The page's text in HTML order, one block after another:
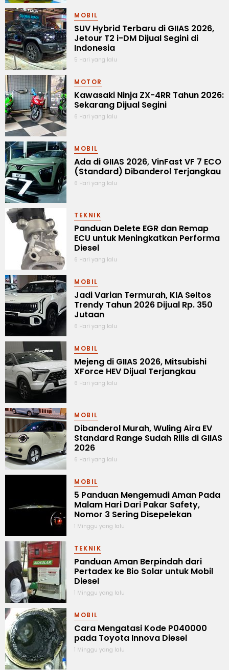
MOBIL
SUV Hybrid Terbaru di GIIAS 2026,
Jetour T2 i-DM Dijual Segini di
Indonesia
5 Hari yang lalu
MOTOR
Kawasaki Ninja ZX-4RR Tahun 2026:
Sekarang Dijual Segini
6 Hari yang lalu
MOBIL
Ada di GIIAS 2026, VinFast VF 7 ECO
(Standard) Dibanderol Terjangkau
6 Hari yang lalu
TEKNIK
Panduan Delete EGR dan Remap
ECU untuk Meningkatkan Performa
Diesel
6 Hari yang lalu
MOBIL
Jadi Varian Termurah, KIA Seltos
Trendy Tahun 2026 Dijual Rp. 350
Jutaan
6 Hari yang lalu
MOBIL
Mejeng di GIIAS 2026, Mitsubishi
XForce HEV Dijual Terjangkau
6 Hari yang lalu
MOBIL
Dibanderol Murah, Wuling Aira EV
Standard Range Sudah Rilis di GIIAS
2026
6 Hari yang lalu
MOBIL
5 Panduan Mengemudi Aman Pada
Malam Hari Dari Pakar Safety,
Nomor 3 Sering Disepelekan
1 Minggu yang lalu
TEKNIK
Panduan Aman Berpindah dari
Pertadex ke Bio Solar untuk Mobil
Diesel
1 Minggu yang lalu
MOBIL
Cara Mengatasi Kode P040000
pada Toyota Innova Diesel
1 Minggu yang lalu